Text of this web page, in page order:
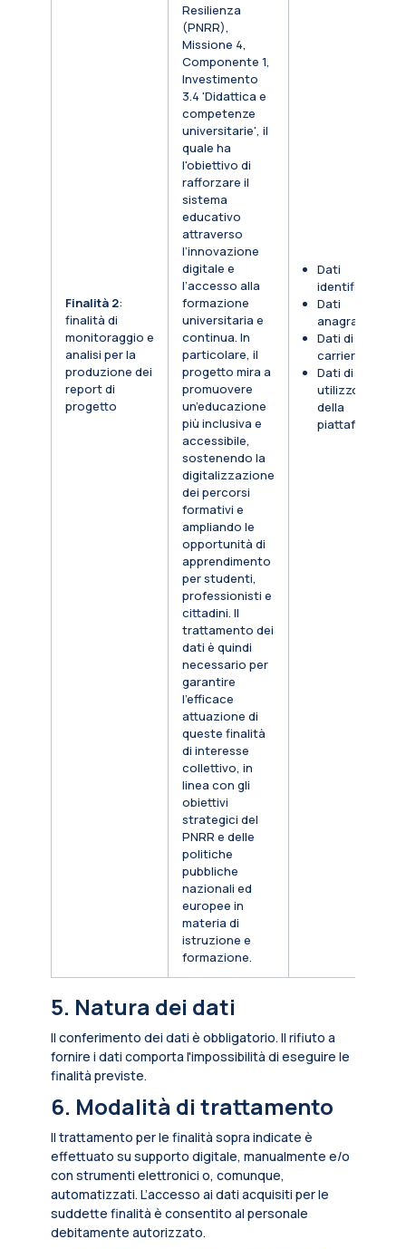
Finalità 2:
finalità di
monitoraggio e
analisi per la
produzione dei
report di
progetto
Resilienza
(PNRR),
Missione 4,
Componente 1,
Investimento
3.4 'Didattica e
competenze
universitarie', il
quale ha
l'obiettivo di
rafforzare il
sistema
educativo
attraverso
l’innovazione
digitale e
l’accesso alla
formazione
universitaria e
continua. In
particolare, il
progetto mira a
promuovere
un’educazione
più inclusiva e
accessibile,
sostenendo la
digitalizzazione
dei percorsi
formativi e
ampliando le
opportunità di
apprendimento
per studenti,
professionisti e
cittadini. Il
trattamento dei
dati è quindi
necessario per
garantire
l’efficace
attuazione di
queste finalità
di interesse
collettivo, in
linea con gli
obiettivi
strategici del
PNRR e delle
politiche
pubbliche
nazionali ed
europee in
materia di
istruzione e
formazione.
Dati
identificativi
Dati
anagrafici
Dati di
carriera
Dati di
utilizzo
della
piattaforma
5. Natura dei dati
Il conferimento dei dati è obbligatorio. Il rifiuto a
fornire i dati comporta l'impossibilità di eseguire le
finalità previste.
6. Modalità di trattamento
Il trattamento per le finalità sopra indicate è
effettuato su supporto digitale, manualmente e/o
con strumenti elettronici o, comunque,
automatizzati. L’accesso ai dati acquisiti per le
suddette finalità è consentito al personale
debitamente autorizzato.